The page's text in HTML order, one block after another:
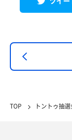
TOP トントゥ抽